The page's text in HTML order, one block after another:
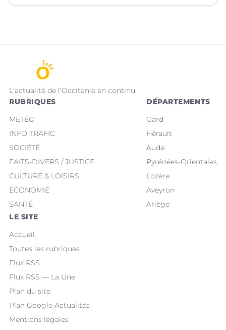
L'actualité de l'Occitanie en continu
RUBRIQUES
MÉTÉO
INFO TRAFIC
SOCIÉTÉ
FAITS-DIVERS / JUSTICE
CULTURE & LOISIRS
ECONOMIE
SANTÉ
DÉPARTEMENTS
Gard
Hérault
Aude
Pyrénées-Orientales
Lozère
Aveyron
Ariège
LE SITE
Accueil
Toutes les rubriques
Flux RSS
Flux RSS — La Une
Plan du site
Plan Google Actualités
Mentions légales